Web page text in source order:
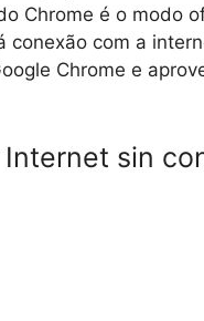
Chrome é o modo
conexão com a
Chrome e
sin